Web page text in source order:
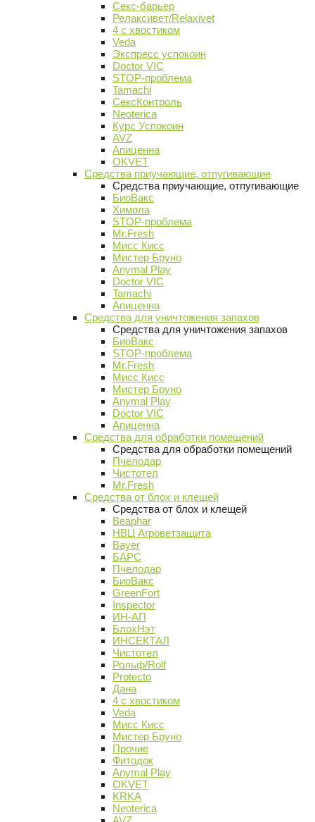
Секс-барьер
Релаксивет/Relaxivet
4 с хвостиком
Veda
Экспресс успокоин
Doctor VIC
STOP-проблема
Tamachi
СексКонтроль
Neoterica
Курс Успокоин
AVZ
Апиценна
OKVET
Средства приучающие, отпугивающие
Средства приучающие, отпугивающие
БиоВакс
Химола
STOP-проблема
Mr.Fresh
Мисс Кисс
Мистер Бруно
Anymal Play
Doctor VIC
Tamachi
Апиценна
Средства для уничтожения запахов
Средства для уничтожения запахов
БиоВакс
STOP-проблема
Mr.Fresh
Мисс Кисс
Мистер Бруно
Anymal Play
Doctor VIC
Апиценна
Средства для обработки помещений
Средства для обработки помещений
Пчелодар
Чистотел
Mr.Fresh
Средства от блох и клещей
Средства от блох и клещей
Beaphar
НВЦ Агроветзащита
Bayer
БАРС
Пчелодар
БиоВакс
GreenFort
Inspector
ИН-АП
БлохНэт
ИНСЕКТАЛ
Чистотел
Рольф/Rolf
Protecto
Дана
4 с хвостиком
Veda
Мисс Кисс
Мистер Бруно
Прочие
Фитодок
Anymal Play
OKVET
KRKA
Neoterica